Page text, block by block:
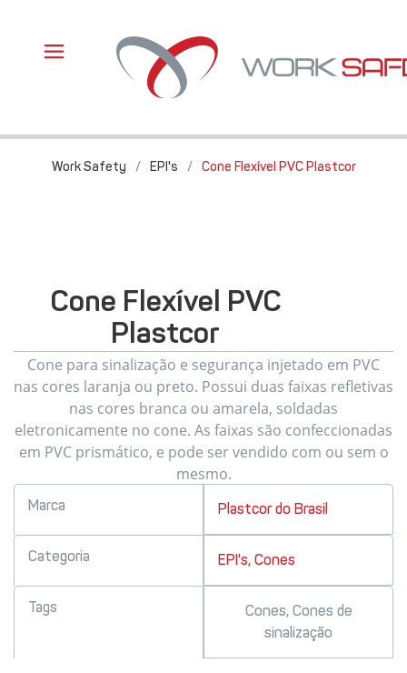
Work Safety / EPI's / Cone Flexível PVC Plastcor
Cone Flexível PVC
Plastcor
Cone para sinalização e segurança injetado em PVC
nas cores laranja ou preto. Possui duas faixas refletivas
nas cores branca ou amarela, soldadas
eletronicamente no cone. As faixas são confeccionadas
em PVC prismático, e pode ser vendido com ou sem o
mesmo.
Marca Plastcor do Brasil
Categoria EPI's, Cones
Tags Cones, Cones de
sinalização